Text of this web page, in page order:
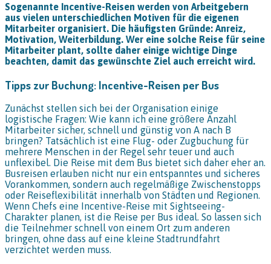
Sogenannte Incentive-Reisen werden von Arbeitgebern
aus vielen unterschiedlichen Motiven für die eigenen
Mitarbeiter organisiert. Die häufigsten Gründe: Anreiz,
Motivation, Weiterbildung. Wer eine solche Reise für seine
Mitarbeiter plant, sollte daher einige wichtige Dinge
beachten, damit das gewünschte Ziel auch erreicht wird.
Tipps zur Buchung: Incentive-Reisen per Bus
Zunächst stellen sich bei der Organisation einige
logistische Fragen: Wie kann ich eine größere Anzahl
Mitarbeiter sicher, schnell und günstig von A nach B
bringen? Tatsächlich ist eine Flug- oder Zugbuchung für
mehrere Menschen in der Regel sehr teuer und auch
unflexibel. Die Reise mit dem Bus bietet sich daher eher an.
Busreisen erlauben nicht nur ein entspanntes und sicheres
Vorankommen, sondern auch regelmäßige Zwischenstopps
oder Reiseflexibilität innerhalb von Städten und Regionen.
Wenn Chefs eine Incentive-Reise mit Sightseeing-
Charakter planen, ist die Reise per Bus ideal. So lassen sich
die Teilnehmer schnell von einem Ort zum anderen
bringen, ohne dass auf eine kleine Stadtrundfahrt
verzichtet werden muss.